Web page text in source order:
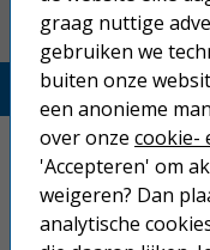
Home
Inkjetprinters
graag nuttige
gebruiken we
buiten onze
een anonieme
over onze cookie-
'Accepteren' om
weigeren? Dan
analytische